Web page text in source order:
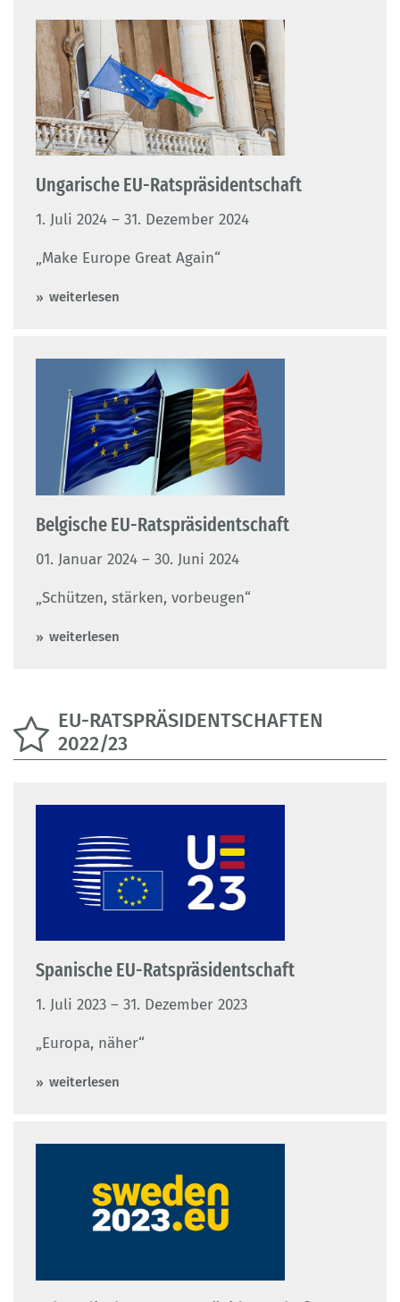
Ungarische EU-Ratspräsidentschaft
1. Juli 2024 – 31. Dezember 2024
„Make Europe Great Again“
weiterlesen
Belgische EU-Ratspräsidentschaft
01. Januar 2024 – 30. Juni 2024
„Schützen, stärken, vorbeugen“
weiterlesen
EU-RATSPRÄSIDENTSCHAFTEN
2022/23
Spanische EU-Ratspräsidentschaft
1. Juli 2023 – 31. Dezember 2023
„Europa, näher“
weiterlesen